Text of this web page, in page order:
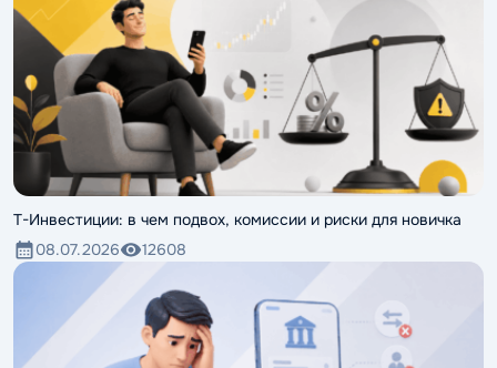
Т-Инвестиции: в чем подвох, комиссии и риски для новичка
08.07.2026
12608